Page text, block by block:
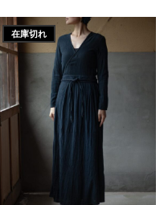
在庫切れ